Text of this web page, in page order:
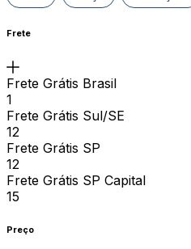
Frete
Frete Grátis Brasil
1
Frete Grátis Sul/SE
12
Frete Grátis SP
12
Frete Grátis SP Capital
15
Preço